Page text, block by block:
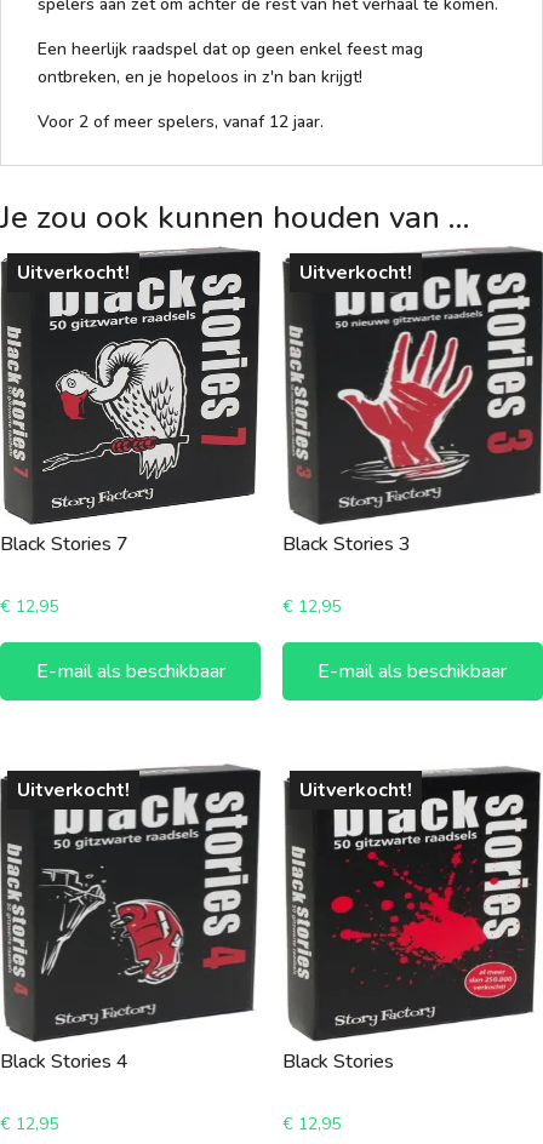
Een heerlijk raadspel dat op geen enkel feest mag
ontbreken, en je hopeloos in z'n ban krijgt!
Voor 2 of meer spelers, vanaf 12 jaar.
Je zou ook kunnen houden van …
Uitverkocht!
Black Stories 7
€ 12,95
E-mail als beschikbaar
Uitverkocht!
Black Stories 3
€12,95
E-mail als beschikbaar
Uitverkocht!
Black Stories 4
€ 12,95
Uitverkocht!
Black Stories
€12,95